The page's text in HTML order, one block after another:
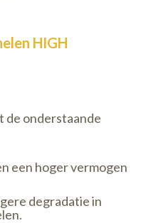
HIGH
de onderstaande
een hoger vermogen
degradatie in